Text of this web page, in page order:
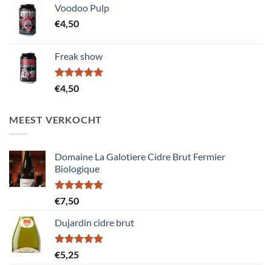
Voodoo Pulp
€4,50
Freak show
Gewaardeerd
5.00
€4,50
MEEST VERKOCHT
Domaine La Galotiere Cidre Brut Fermier
Biologique
Gewaardeerd
5.00
€7,50
Dujardin cidre brut
Gewaardeerd
5.00
€5,25